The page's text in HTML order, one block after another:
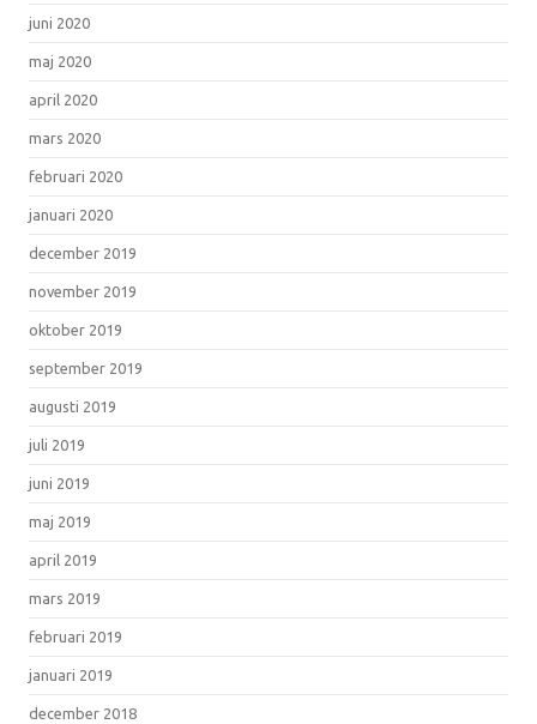
juni 2020
maj 2020
april 2020
mars 2020
februari 2020
januari 2020
december 2019
november 2019
oktober 2019
september 2019
augusti 2019
juli 2019
juni 2019
maj 2019
april 2019
mars 2019
februari 2019
januari 2019
december 2018